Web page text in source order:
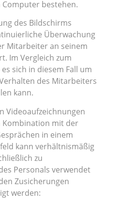
bestehen.
des Bildschirms
Überwachung
Mitarbeiter an seinem
Im Vergleich zum
sich in diesem Fall um
des Mitarbeiters
kann.
Videoaufzeichnungen
Kombination mit der
in einem
kann verhältnismäßig
zu
Personals verwendet
Zusicherungen
werden: